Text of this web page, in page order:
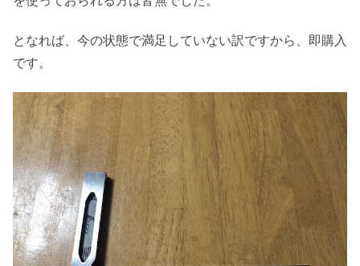
となれば、今の状態で満足していない訳ですから、即購入
です。